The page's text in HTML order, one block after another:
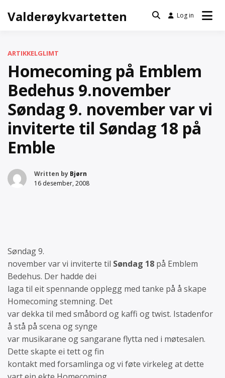
Valderøykvartetten Log in
ARTIKKELGLIMT
Homecoming på Emblem
Bedehus 9.november
Søndag 9. november var vi
inviterte til Søndag 18 på
Emble
Written by Bjørn
16 desember, 2008
Søndag 9.
november var vi inviterte til Søndag 18 på Emblem
Bedehus. Der hadde dei
laga til eit spennande opplegg med tanke på å skape
Homecoming stemning. Det
var dekka til med småbord og kaffi og twist. Istadenfor
å stå på scena og synge
var musikarane og sangarane flytta ned i møtesalen.
Dette skapte ei tett og fin
kontakt med forsamlinga og vi føte virkeleg at dette